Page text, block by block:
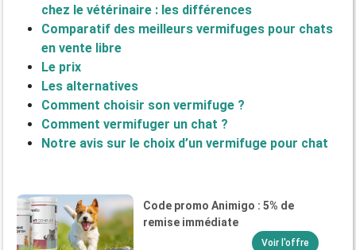
chez le vétérinaire : les différences
Comparatif des meilleurs vermifuges pour chats
en vente libre
Le prix
Les alternatives
Comment choisir son vermifuge ?
Comment vermifuger un chat ?
Notre avis sur le choix d’un vermifuge pour chat
Code promo Animigo : 5% de
remise immédiate
Voir l'offre